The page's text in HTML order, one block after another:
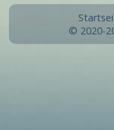
© 2020-